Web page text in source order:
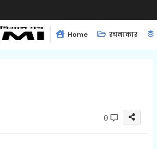
Home रचनाकार
0